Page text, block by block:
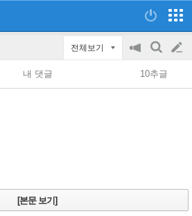
전체보기
공
지
on/off
검
색
글
쓰
내 댓글 10추글
[본문 보기]